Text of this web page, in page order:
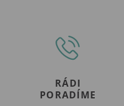
RÁDI
PORADÍME